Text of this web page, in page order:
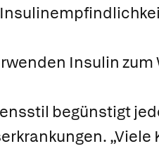
Insulin zum
begünstigt